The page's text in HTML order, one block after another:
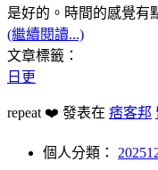
是好的。時間的感覺有
(繼續閱讀...)
文章標籤：
日更
repeat ❤️ 發表在 痞客邦
個人分類：